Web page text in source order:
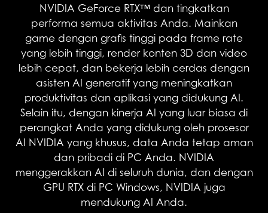
NVIDIA GeForce RTX™ dan tingkatkan
performa semua aktivitas Anda. Mainkan
game dengan grafis tinggi pada frame rate
yang lebih tinggi, render konten 3D dan video
lebih cepat, dan bekerja lebih cerdas dengan
asisten AI generatif yang meningkatkan
produktivitas dan aplikasi yang didukung AI.
Selain itu, dengan kinerja AI yang luar biasa di
perangkat Anda yang didukung oleh prosesor
AI NVIDIA yang khusus, data Anda tetap aman
dan pribadi di PC Anda. NVIDIA
menggerakkan AI di seluruh dunia, dan dengan
GPU RTX di PC Windows, NVIDIA juga
mendukung AI Anda.